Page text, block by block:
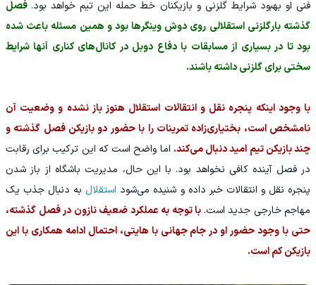
فنی او بهبود شرایط گلزنی و بازیکنان خط حمله این تیم خواهد بود.فصل
گذشته بارگلزنی استقلالی روی دوش وینگرها بود و همین مسئله باعث شده
بود تا در بسیاری از مسابقات با دفاع دوبل در کانال‌های کناری آنها شرایط
سختی برای گلزنی داشته باشند.
‏با وجود اینکه پنجره نقل و انتقالات استقلال هنوز باز نشده و وضعیت آن
نامشخص است، بختیاری‌زاده تمرینات را با حضور دو بازیکن فصل گذشته و
چند بازیکن تیم امید دنبال می‌کند. اما واضح است که این ترکیب برای رقابت
در فصل آینده کافی نخواهد بود. ‏با این حال، مدیریت باشگاه از باز شدن
پنجره نقل و انتقالات خبر داده و شنیده می‌شود استقلال به دنبال جذب یک
مهاجم خارجی جدید است.با توجه به عملکرد ضعیف نازون در فصل گذشته،
حتی با وجود حضور او در جام جهانی با هایتی، احتمال ادامه همکاری با این
بازیکن کم است.